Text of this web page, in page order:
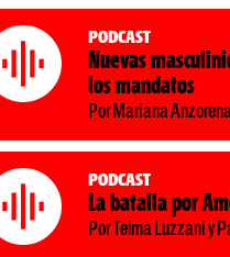
Podcast
Nuevas
los mandatos
Por Mariana
Podcast
La batalla por
Por Telma Luzzani y